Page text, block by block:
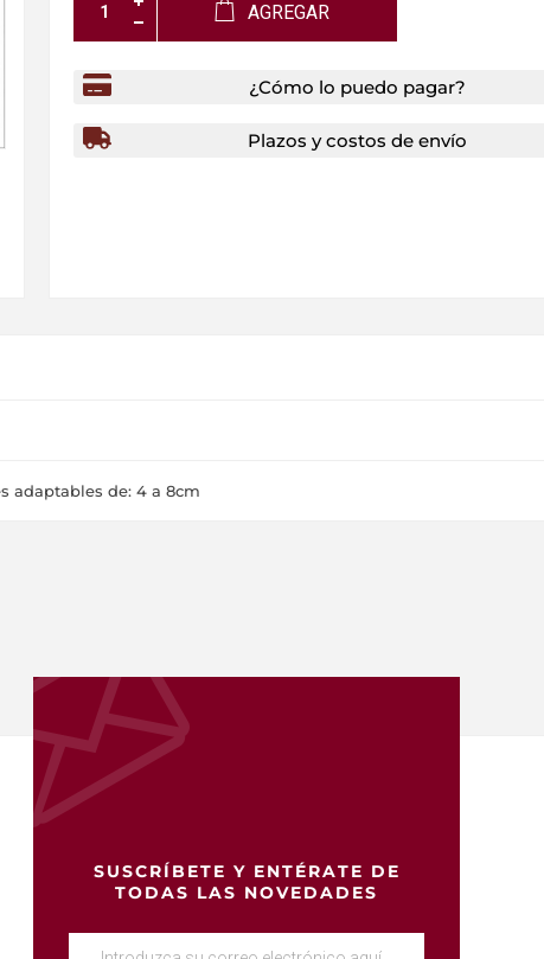
AGREGAR
¿Cómo lo puedo pagar?
Plazos y costos de envío
adaptables de: 4 a 8cm
SUSCRÍBETE Y ENTÉRATE DE
TODAS LAS NOVEDADES